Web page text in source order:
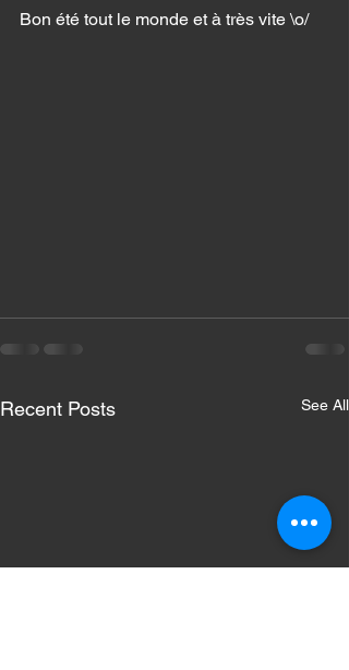
Bon été tout le monde et à très vite \o/
Recent Posts See All